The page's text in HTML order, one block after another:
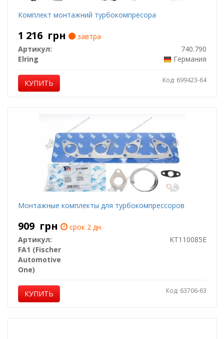
Комплект монтажний турбокомпресора
1 216 грн
завтра
Артикул:
740.790
Elring
Германия
КУПИТЬ Код: 699423-64
Монтажные комплекты для турбокомпрессоров
909 грн
срок 2 дн.
Артикул:
KT110085E
FA1 (Fischer
Automotive
One)
КУПИТЬ Код: 63706-63